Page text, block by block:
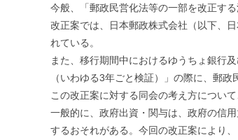
今般、「郵政民営化法等の一部を改正す
改正案では、日本郵政株式会社（以下、
れている。
また、移行期間中におけるゆうちょ銀行
（いわゆる3年ごと検証）」の際に、郵
この改正案に対する同会の考え方について
一般的に、政府出資・関与は、政府の信
するおそれがある。今回の改正案により